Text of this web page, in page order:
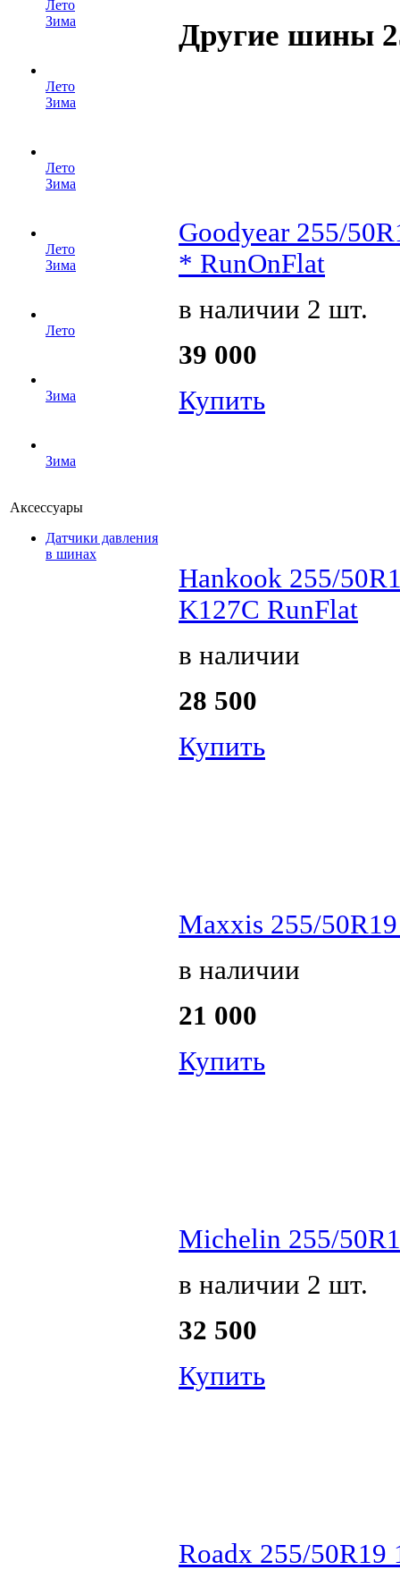
Лето
Зима
Лето
Зима
Лето
Зима
Лето
Зима
Лето
Зима
Зима
Аксессуары
Датчики давления
в шинах
Другие шины
Goodyear 255/
* RunOnFlat
в наличии 2 шт.
39 000
Купить
Hankook 255/
K127C RunFlat
в наличии
28 500
Купить
Maxxis 255/
в наличии
21 000
Купить
Michelin 255/
в наличии 2 шт.
32 500
Купить
Roadx 255/